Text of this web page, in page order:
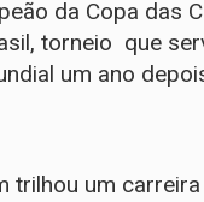
da Copa das
torneio que
um ano
trilhou um